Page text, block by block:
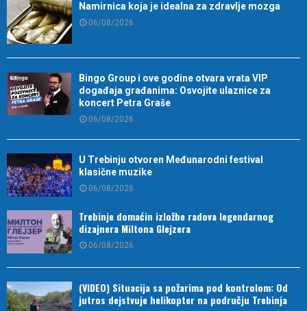
Namirnica koja je idealna za zdravlje mozga
06/08/2026
Bingo Group i ove godine otvara vrata VIP
događaja građanima: Osvojite ulaznice za
koncert Petra Graše
06/08/2026
U Trebinju otvoren Međunarodni festival
klasične muzike
06/08/2026
Trebinje domaćin izložbe radova legendarnog
dizajnera Miltona Glejzera
06/08/2026
(VIDEO) Situacija sa požarima pod kontrolom: Od
jutros dejstvuje helikopter na području Trebinja